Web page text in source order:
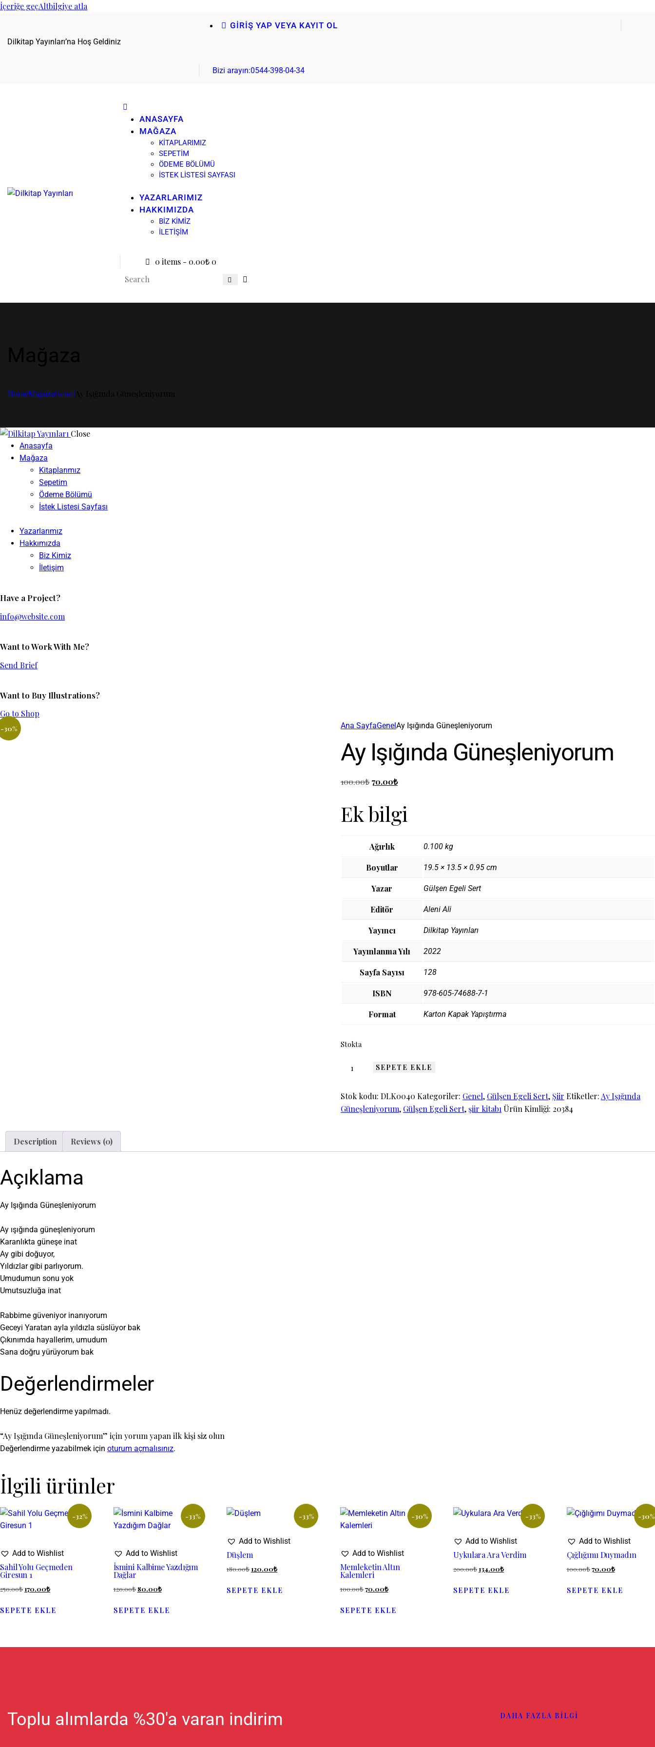
İçeriğe geçAltbilgiye atla
Dilkitap Yayınları’na Hoş Geldiniz
GIRIŞ YAP VEYA KAYIT OL
Bizi arayın:0544-398-04-34
ANASAYFA
MAĞAZA
KITAPLARIMIZ
SEPETIM
ÖDEME BÖLÜMÜ
İSTEK LISTESI SAYFASI
YAZARLARIMIZ
HAKKIMIZDA
BIZ KIMIZ
İLETIŞIM
0 items - 0.00₺ 0
HomeMağazaGenel
Close
Anasayfa
Mağaza
Kitaplarımız
Sepetim
Ödeme Bölümü
İstek Listesi Sayfası
Yazarlarımız
Hakkımızda
Biz Kimiz
İletişim
Have a Project?
info@website.com
Want to Work With Me?
Send Brief
Want to Buy Illustrations?
Go to Shop
Add to Wishlist
Ana SayfaGenel Ay Işığında Güneşleniyorum
-30%
Ay Işığında Güneşleniyorum
100.00₺ 70.00₺
Ek bilgi
Ağırlık 0.100 kg
Boyutlar 19.5 × 13.5 × 0.95 cm
Yazar Gülşen Egeli Sert
Editör Aleni Ali
Yayıncı Dilkitap Yayınları
Yayınlanma Yılı 2022
Sayfa Sayısı 128
ISBN 978-605-74688-7-1
Format Karton Kapak Yapıştırma
Stokta
SEPETE EKLE
Stok kodu: DLK0040 Kategoriler: Genel, Gülşen Egeli Sert, Şiir Etiketler: Ay Işığında
Güneşleniyorum, Gülşen Egeli Sert, şiir kitabı Ürün Kimliği: 20384
Description Reviews (0)
Açıklama
Ay Işığında Güneşleniyorum
Ay ışığında güneşleniyorum
Karanlıkta güneşe inat
Ay gibi doğuyor,
Yıldızlar gibi parlıyorum.
Umudumun sonu yok
Umutsuzluğa inat
Rabbime güveniyor inanıyorum
Geceyi Yaratan ayla yıldızla süslüyor bak
Çıkınımda hayallerim, umudum
Sana doğru yürüyorum bak
Değerlendirmeler
Henüz değerlendirme yapılmadı.
“Ay Işığında Güneşleniyorum” için yorum yapan ilk kişi siz olun
Değerlendirme yazabilmek için oturum açmalısınız.
İlgili ürünler
-32%
Add to Wishlist
Sahil Yolu Geçmeden
Giresun 1
250.00₺170.00₺
SEPETE EKLE
-33%
Add to Wishlist
İsmini Kalbime Yazdığım
Dağlar
120.00₺ 80.00₺
SEPETE EKLE
-33%
Add to Wishlist
Düşlem
180.00₺120.00₺
SEPETE EKLE
-30%
Add to Wishlist
Memleketin Altın
Kalemleri
100.00₺70.00₺
SEPETE EKLE
-33%
Add to Wishlist
Uykulara Ara Verdim
200.00₺134.00₺
SEPETE EKLE
-30%
Add to Wishlist
Çığlığımı Duymadın
100.00₺70.00₺
SEPETE EKLE
Toplu alımlarda %30'a varan indirim DAHA FAZLA BILGI